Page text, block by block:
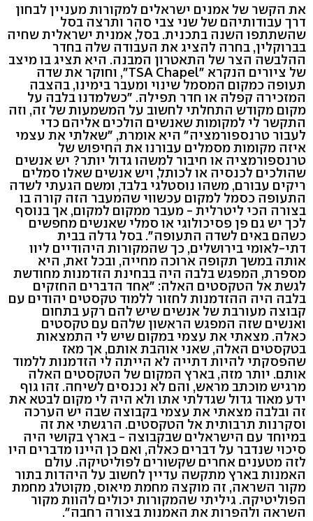
את הקשר של אמנים ישראלים למקורות מעניין לבחון
דרך עבודותיהם של שני צבי סהר ותרצה בסל
שהשתתפו השנה בתכנית. בסל, אמנית ישראלית שחיה
בברוקלין, בחרה להציג את העבודה שלה בחדר
ההלבשה הצר של התאטרון המבנה. היא תציג בו מיצב
של ציורים הנקרא "TSA Chapel", וחוקר את שדה
תעופה כמקום המסמל שינוי ומעבר בימינו, בהצבה
המזכירה קפלה או חדר תפילה. "כשלמדנו בלבה על
מקום מקודש התחלתי לחשוב על המשמעות של זה, וזה
התקשר לי למקומות שאנשים הולכים אליהם כדי
לעבור טרנספורמציה" היא אומרת, "שאלתי את עצמי
איזה מקומות מסמלים עבורנו את החיפוש של
טרנספורמציה או חיבור למשהו גדול יותר? יש אנשים
שהולכים לכנסיה או לכותל, ויש אנשים שאלו סמלים
ריקים עבורם, משהו נוסטלגי בלבד, ומשם הגעתי לשדה
התעופה כסמל למקום עכשווי שהמעבר הזה קורה בו
בצורה הכי ליטרלית - מעבר ממקום למקום, אך בנוסף
לכך יש גם פן פסיכולוגי או סמלי שאנשים מחפשים
כשהם באים לשדה התעופה". בסל גדלה בבית
דתי-לאומי בירושלים, כך שהמקורות היהודיים ליוו
אותה במשך תקופה ארוכה מחייה, ובכל זאת, היא
מספרת, המפגש בלבה היה בבחינת הזדמנות מחודשת
לגשת אל הטקסטים האלה: "אחד הדברים החזקים
בלבה היה ההזדמנות לחזור ללמוד טקסטים יהודים עם
קבוצה מעורבת של אנשים שיש להם רקע בתחום
ואנשים שזה המפגש הראשון שלהם עם טקסטים
כאלה. מצאתי את עצמי במקום שיש לי התמצאות
בטקסטים האלה, שאני אוהבת אותם, אך מאז
שהפסקתי להיות דתייה לא הייתה לי הזדמנות ללמוד
אותם. יותר מזה, בארץ המקום של הטקסטים האלה
מרגיש מוכתב מראש, והם לא נכנסים לשיחה. זהו גוף
ידע מאוד גדול שגדלתי אתו ולא היה לי מקום לבטא את
זה ובלבה מצאתי את עצמי בקבוצה שבה יש הערכה
וסקרנות תרבותית אל הטקסטים. הרגשתי את זה
במיוחד עם הישראלים שבקבוצה - בארץ בקושי היה
סיכוי שנדבר על דברים כאלה, ואם כן היינו מדברים היו
לזה מטענים אחרים שקשורים לפוליטיקה. עולם
האמנות בארץ מתקשה עדיין לחשוב על היהדות בתור
מקור השראה, זה מוקצה מחמת מיאוס, מקוטלג מחמת
הפוליטיקה. גיליתי שהמקורות יכולים להוות מקור
השראה ולהפרות את האמנות בצורה רחבה".